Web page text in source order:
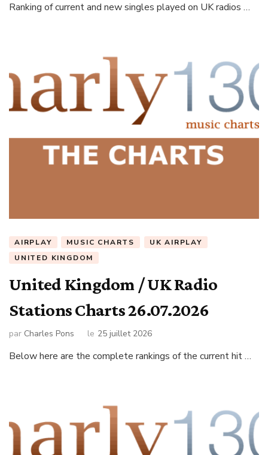
Ranking of current and new singles played on UK radios …
AIRPLAY MUSIC CHARTS
UK AIRPLAY
UNITED KINGDOM
United Kingdom / UK Radio
Stations Charts 26.07.2026
par Charles Pons le 25 juillet 2026
Below here are the complete rankings of the current hit …